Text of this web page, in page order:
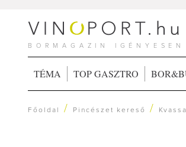
BORMAGAZIN IGÉNYESEN
TÉMA TOP GASZTRO
Főoldal / Pincészet kereső /